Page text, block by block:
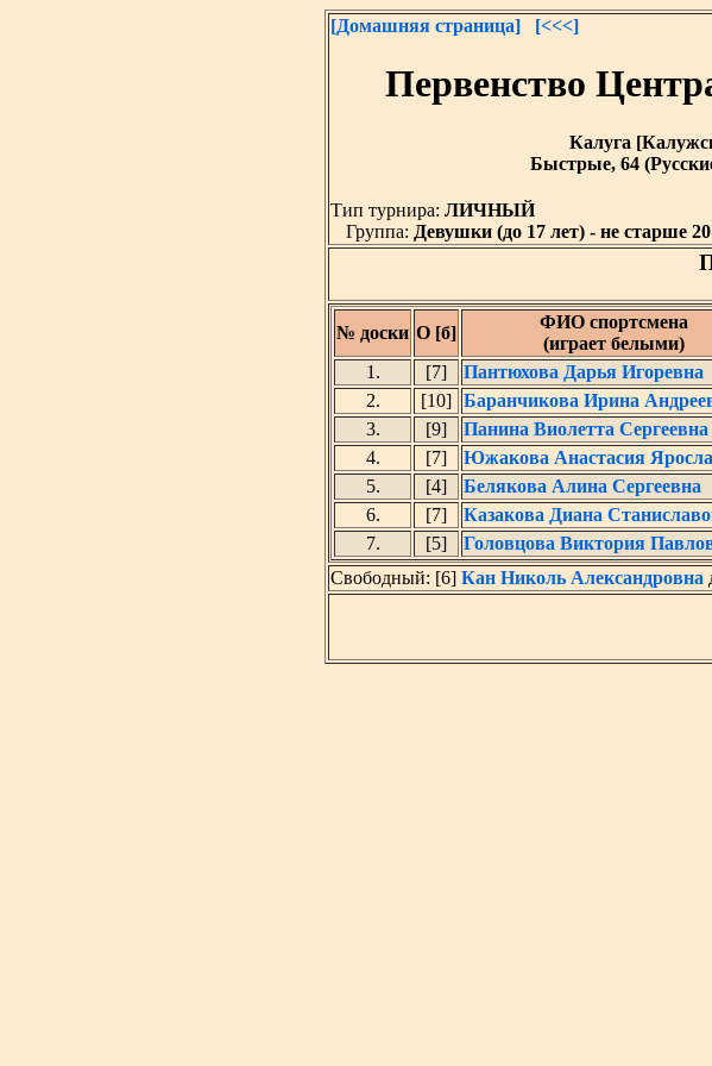
[Домашняя страница] [<<<]
Первенство
Калуга
Быстрые, 64
Тип турнира: ЛИЧНЫЙ
Группа: Девушки (до 17 лет) - не старше
№ доски О [б]
ФИО спортсмена
(играет белыми)
1.
[7] Пантюхова Дарья Игоревна
2.
[10] Баранчикова Ирина
3.
[9] Панина Виолетта Сергеевна
4.
[7] Южакова Анастасия
5.
[4] Белякова Алина Сергеевна
6.
[7] Казакова Диана
7.
[5] Головцова Виктория
Свободный: [6] Кан Николь Александровна